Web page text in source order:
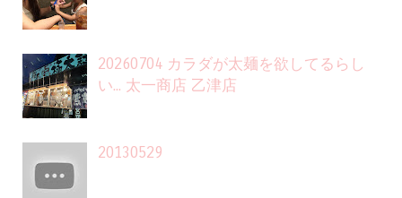
20260704 カラダが太麺を欲してるらし
い... 太一商店 乙津店
20130529